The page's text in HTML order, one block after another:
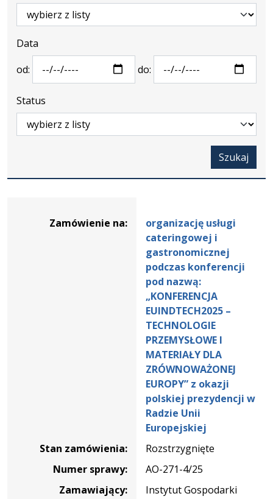
Data
od:
do:
Status
Szukaj
zamówienia
MATERIAŁY
ZRÓWNOWAŻONEJ
Zamówienie na:
organizację usługi
cateringowej i
gastronomicznej
podczas konferencji
pod nazwą:
„KONFERENCJA
EUINDTECH2025 –
TECHNOLOGIE
PRZEMYSŁOWE I
MATERIAŁY DLA
ZRÓWNOWAŻONEJ
EUROPY” z okazji
polskiej prezydencji w
Radzie Unii
Europejskiej
Stan zamówienia:
Rozstrzygnięte
Numer sprawy:
AO-271-4/25
Zamawiający:
Instytut Gospodarki